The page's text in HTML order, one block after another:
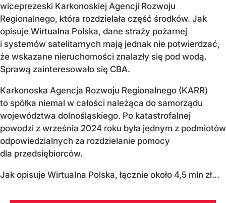
wiceprezeski Karkonoskiej Agencji Rozwoju
Regionalnego, która rozdzielała część środków. Jak
opisuje Wirtualna Polska, dane straży pożarnej
i systemów satelitarnych mają jednak nie potwierdzać,
że wskazane nieruchomości znalazły się pod wodą.
Sprawą zainteresowało się CBA.
Karkonoska Agencja Rozwoju Regionalnego (KARR)
to spółka niemal w całości należąca do samorządu
województwa dolnośląskiego. Po katastrofalnej
powodzi z września 2024 roku była jednym z podmiotów
odpowiedzialnych za rozdzielanie pomocy
dla przedsiębiorców.
Jak opisuje Wirtualna Polska, łącznie około 4,5 mln zł...